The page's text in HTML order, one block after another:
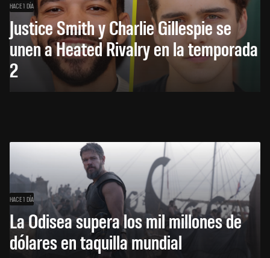
HACE 1 DÍA
Justice Smith y Charlie Gillespie se
unen a Heated Rivalry en la temporada
2
HACE 1 DÍA
La Odisea supera los mil millones de
dólares en taquilla mundial